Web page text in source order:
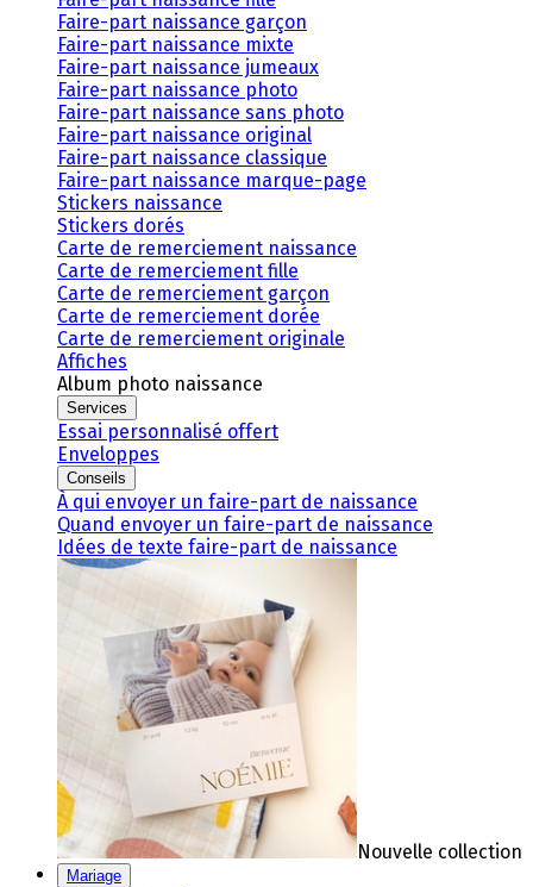
Faire-part naissance garçon
Faire-part naissance mixte
Faire-part naissance jumeaux
Faire-part naissance photo
Faire-part naissance sans photo
Faire-part naissance original
Faire-part naissance classique
Faire-part naissance marque-page
Stickers naissance
Stickers dorés
Carte de remerciement naissance
Carte de remerciement fille
Carte de remerciement garçon
Carte de remerciement dorée
Carte de remerciement originale
Affiches
Album photo naissance
Services
Essai personnalisé offert
Enveloppes
Conseils
À qui envoyer un faire-part de naissance
Quand envoyer un faire-part de naissance
Idées de texte faire-part de naissance
Nouvelle collection
Mariage